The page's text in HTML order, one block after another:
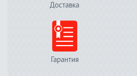
Доставка
Гарантия